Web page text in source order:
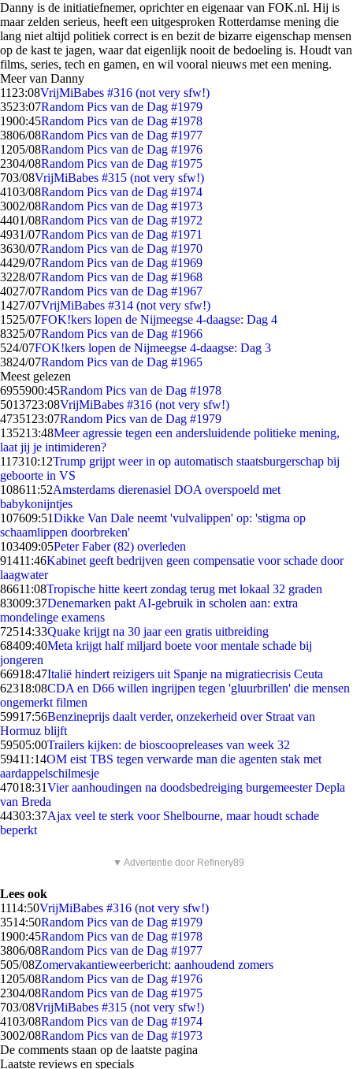
Danny is de initiatiefnemer, oprichter en eigenaar van FOK.nl. Hij is
maar zelden serieus, heeft een uitgesproken Rotterdamse mening die
lang niet altijd politiek correct is en bezit de bizarre eigenschap mensen
op de kast te jagen, waar dat eigenlijk nooit de bedoeling is. Houdt van
films, series, tech en gamen, en wil vooral nieuws met een mening.
Meer van Danny
11 23:08VrijMiBabes #316 (not very sfw!)
3523:07Random Pics van de Dag #1979
1900:45Random Pics van de Dag #1978
3806/08Random Pics van de Dag #1977
1205/08Random Pics van de Dag #1976
2304/08Random Pics van de Dag #1975
703/08VrijMiBabes #315 (not very sfw!)
4103/08Random Pics van de Dag #1974
3002/08Random Pics van de Dag #1973
4401/08Random Pics van de Dag #1972
4931/07Random Pics van de Dag #1971
3630/07Random Pics van de Dag #1970
4429/07Random Pics van de Dag #1969
3228/07Random Pics van de Dag #1968
4027/07Random Pics van de Dag #1967
1427/07VrijMiBabes #314 (not very sfw!)
1525/07FOK!kers lopen de Nijmeegse 4-daagse: Dag 4
8325/07Random Pics van de Dag #1966
524/07FOK!kers lopen de Nijmeegse 4-daagse: Dag 3
3824/07Random Pics van de Dag #1965
Meest gelezen
6955900:45Random Pics van de Dag #1978
5013723:08VrijMiBabes #316 (not very sfw!)
47351 23:07Random Pics van de Dag #1979
135213:48Meer agressie tegen een andersluidende politieke mening,
laat jij je intimideren?
117310:12Trump grijpt weer in op automatisch staatsburgerschap bij
geboorte in VS
108611:52Amsterdams dierenasiel DOA overspoeld met
babykonijntjes
107609:51Dikke Van Dale neemt 'vulvalippen' op: 'stigma op
schaamlippen doorbreken'
103409:05Peter Faber (82) overleden
91411:46Kabinet geeft bedrijven geen compensatie voor schade door
laagwater
86611:08Tropische hitte keert zondag terug met lokaal 32 graden
83009:37Denemarken pakt AI-gebruik in scholen aan: extra
mondelinge examens
72514:33Quake krijgt na 30 jaar een gratis uitbreiding
68409:40Meta krijgt half miljard boete voor mentale schade bij
jongeren
66918:47Italië hindert reizigers uit Spanje na migratiecrisis Ceuta
62318:08CDA en D66 willen ingrijpen tegen 'gluurbrillen' die mensen
ongemerkt filmen
59917:56Benzineprijs daalt verder, onzekerheid over Straat van
Hormuz blijft
59505:00Trailers kijken: de bioscoopreleases van week 32
59411:14OM eist TBS tegen verwarde man die agenten stak met
aardappelschilmesje
47018:31Vier aanhoudingen na doodsbedreiging burgemeester Depla
van Breda
44303:37Ajax veel te sterk voor Shelbourne, maar houdt schade
beperkt
▼ Advertentie door Refinery89
Lees ook
1114:50VrijMiBabes #316 (not very sfw!)
3514:50Random Pics van de Dag #1979
1900:45Random Pics van de Dag #1978
3806/08Random Pics van de Dag #1977
505/08Zomervakantieweerbericht: aanhoudend zomers
1205/08Random Pics van de Dag #1976
2304/08Random Pics van de Dag #1975
703/08VrijMiBabes #315 (not very sfw!)
4103/08Random Pics van de Dag #1974
3002/08Random Pics van de Dag #1973
De comments staan op de laatste pagina
Laatste reviews en specials